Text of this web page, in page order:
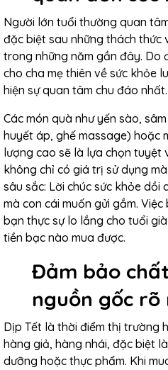
Người lớn tuổi thường quan
đặc biệt sau những thách thức
trong những năm gần đây. Do
cho cha mẹ thiên về sức khỏe
hiện sự quan tâm chu đáo nhất.
Các món quà như yến sào,
huyết áp, ghế massage) hoặc
lượng cao sẽ là lựa chọn tuyệt
không chỉ có giá trị sử dụng
sâu sắc: Lời chúc sức khỏe
mà con cái muốn gửi gắm.
bạn thực sự lo lắng cho tuổi
tiền bạc nào mua được.
Đảm bảo
nguồn gốc rõ
Dịp Tết là thời điểm thị trường
hàng giả, hàng nhái, đặc biệt
dưỡng hoặc thực phẩm. Khi